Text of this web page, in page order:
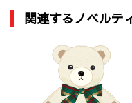
関連するノベルテ